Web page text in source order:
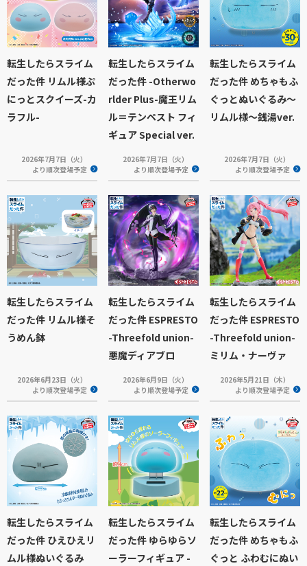
転生したらスライム
だった件 リムル様ぷ
にっとスクイーズ-カ
ラフル-
2026年7月7日（火）
より順次登場予定
転生したらスライム
だった件 -Otherwo
rlder Plus-魔王リム
ル＝テンペスト フィ
ギュア Special ver.
2026年7月7日（火）
より順次登場予定
転生したらスライム
だった件 めちゃもふ
ぐっとぬいぐるみ～
リムル様～銭湯ver.
2026年7月7日（火）
より順次登場予定
転生したらスライム
だった件 リムル様そ
うめん鉢
2026年6月23日（火）
より順次登場予定
転生したらスライム
だった件 ESPRESTO
-Threefold union-
悪魔ディアブロ
2026年6月9日（火）
より順次登場予定
転生したらスライム
だった件 ESPRESTO
-Threefold union-
ミリム・ナーヴァ
2026年5月21日（木）
より順次登場予定
転生したらスライム
だった件 ひえひえリ
ムル様ぬいぐるみ
転生したらスライム
だった件 ゆらゆらソ
ーラーフィギュア -
転生したらスライム
だった件 めちゃもふ
ぐっと ふわむにぬい